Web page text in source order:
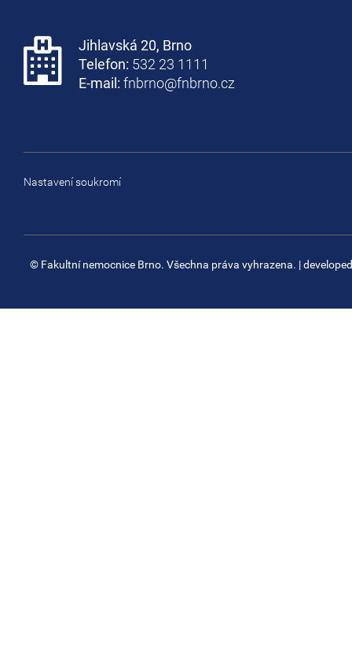
Jihlavská 20, Brno
Telefon: 532 23 1111
E-mail: fnbrno@fnbrno.cz
Nastavení soukromí
© Fakultní nemocnice Brno. Všechna práva vyhrazena. |